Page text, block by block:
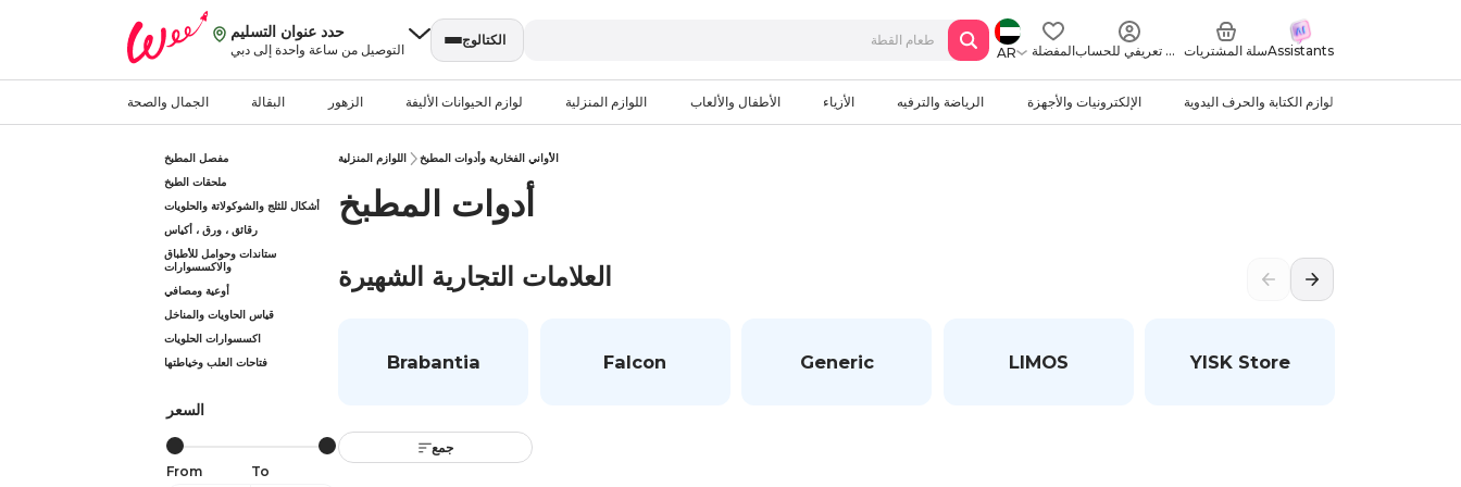
حدد عنوان التسليم
التوصيل من ساعة واحدة إلى دبي
الكتالوج
AR
المفضلة ملف تعريفي للحساب سلة المشترياتAssistants
الجمال والصحة البقالة الزهور لوازم الحيوانات الأليفة اللوازم المنزلية الأطفال والألعاب الأزياء الرياضة والترفيه الإلكترونيات والأجهزة لوازم الكتابة والحرف اليدوية
اللوازم المنزلية الأواني الفخارية وأدوات المطبخ
أدوات المطبخ
العلامات التجارية الشهيرة
Brabantia Falcon Generic LIMOS YISK Store
جمع
مفصل المطبخ
ملحقات الطبخ
أشكال للثلج والشوكولاتة والحلويات
رقائق ، ورق ، أكياس
ستاندات وحوامل للأطباق
والاكسسوارات
أوعية ومصافي
قياس الحاويات والمناخل
اكسسوارات الحلويات
فتاحات العلب وخياطتها
السعر
From To